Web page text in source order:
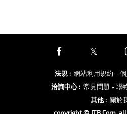
法規: 網站利用規約 -
洽詢中心: 常見問題 - 聯
其他: 關於